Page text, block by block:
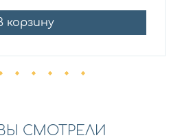
корзину
СМОТРЕЛИ